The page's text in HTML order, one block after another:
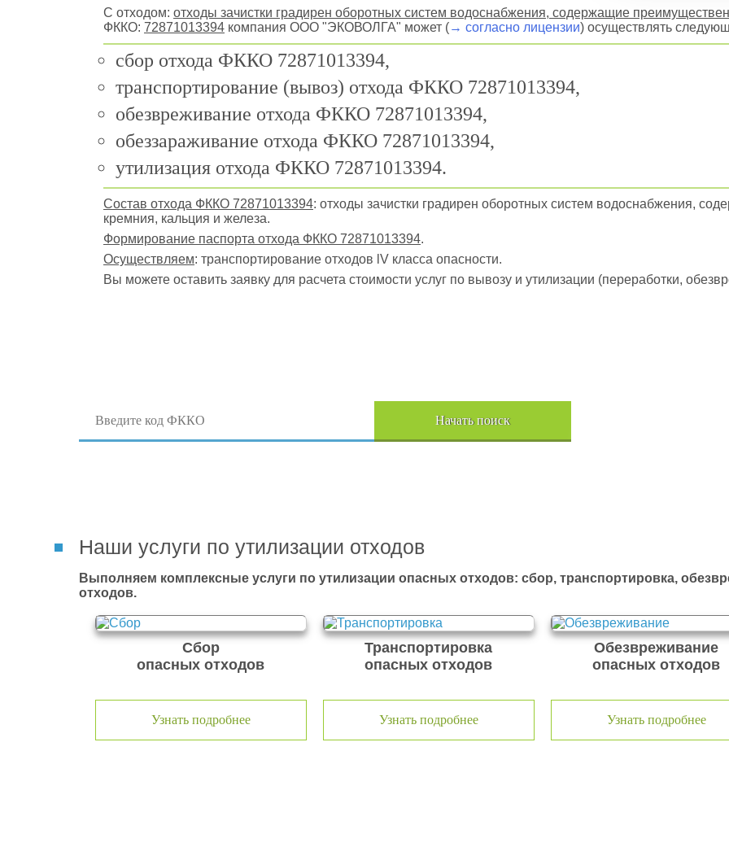
С отходом: отходы зачистки градирен оборотных систем водоснабжения, содержащие
ФККО: 72871013394 компания ООО "ЭКОВОЛГА" может (→ согласно лицензии) осуществлять
сбор отхода ФККО 72871013394,
транспортирование (вывоз) отхода ФККО 72871013394,
обезвреживание отхода ФККО 72871013394,
обеззараживание отхода ФККО 72871013394,
утилизация отхода ФККО 72871013394.
Состав отхода ФККО 72871013394: отходы зачистки градирен оборотных систем водоснабжения,
кремния, кальция и железа.
Формирование паспорта отхода ФККО 72871013394.
Осуществляем: транспортирование отходов lV класса опасности.
Вы можете оставить заявку для расчета стоимости услуг по вывозу и утилизации (переработки,
Начать поиск
Наши услуги по утилизации отходов
Выполняем комплексные услуги по утилизации опасных отходов: сбор, транспортировка,
отходов.
Сбор
опасных отходов
Узнать подробнее
Транспортировка
опасных отходов
Узнать подробнее
Обезвреживание
опасных отходов
Узнать подробнее